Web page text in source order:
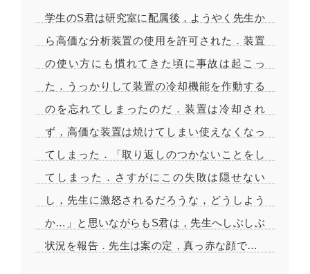
学生のS君は研究室に配属後，ようやく先生か
ら高価な分析装置の使用を許可された．装置
の使い方にも慣れてきた頃に事故は起こっ
た．うっかりして装置の冷却機能を作動する
のを忘れてしまったのだ．装置は冷却され
ず，高価な装置は焼けてしまい使えなくなっ
てしまった．「取り返しのつかないことをし
てしまった．さすがにこの失敗は隠せない
し，先生に激怒されるだろうな，どうしよう
か…」と思いながらもS君は，先生へしぶしぶ
状況を報告．先生は案の定，真っ赤な顔で…